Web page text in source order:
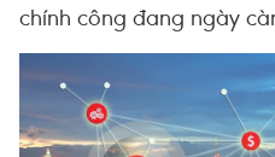
chính công đang ngày